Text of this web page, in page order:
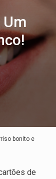
Um
bonito e
de